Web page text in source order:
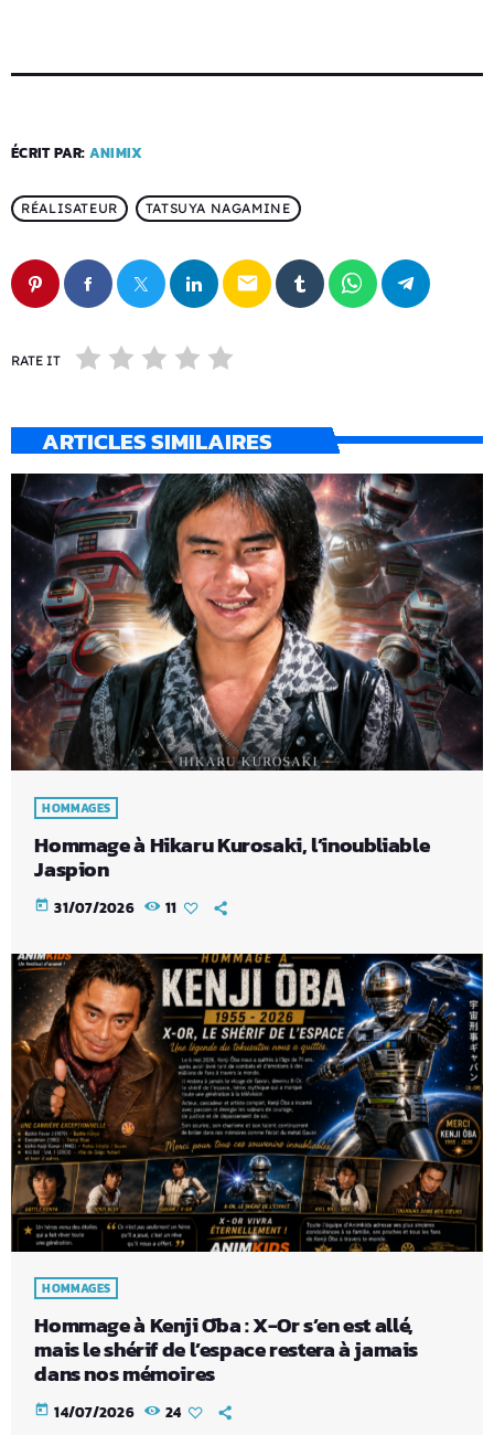
ÉCRIT PAR: ANIMIX
RÉALISATEUR TATSUYA NAGAMINE
email
RATE IT
ARTICLES SIMILAIRES
HOMMAGES
Hommage à Hikaru Kurosaki, l’inoubliable
Jaspion
today 31/07/2026 11
HOMMAGES
Hommage à Kenji Ōba : X-Or s’en est allé,
mais le shérif de l’espace restera à jamais
dans nos mémoires
today 14/07/2026 24